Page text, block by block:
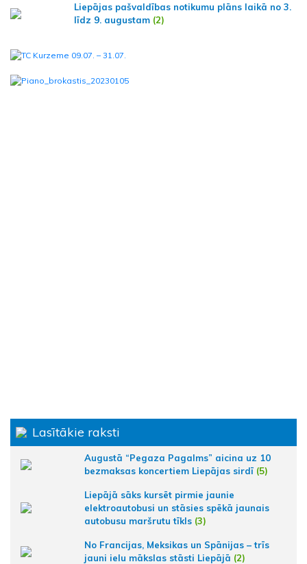
Liepājas pašvaldības notikumu plāns laikā no 3.
līdz 9. augustam (2)
Lasītākie raksti
Augustā “Pegaza Pagalms” aicina uz 10
bezmaksas koncertiem Liepājas sirdī (5)
Liepājā sāks kursēt pirmie jaunie
elektroautobusi un stāsies spēkā jaunais
autobusu maršrutu tīkls (3)
No Francijas, Meksikas un Spānijas – trīs
jauni ielu mākslas stāsti Liepājā (2)